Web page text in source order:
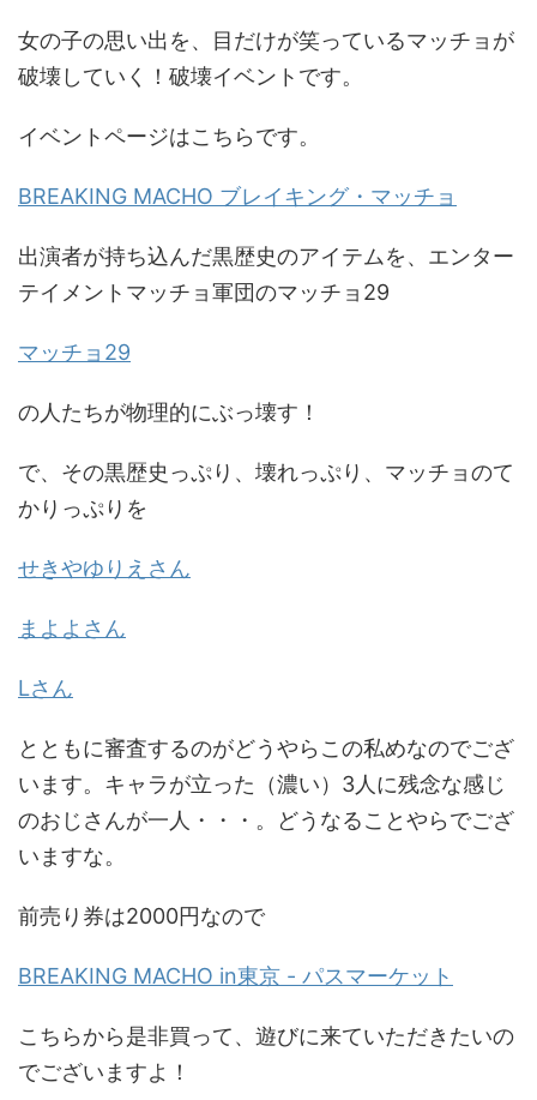
女の子の思い出を、目だけが笑っているマッチョが
破壊していく！破壊イベントです。
イベントページはこちらです。
BREAKING MACHO ブレイキング・マッチョ
出演者が持ち込んだ黒歴史のアイテムを、エンター
テイメントマッチョ軍団のマッチョ29
マッチョ29
の人たちが物理的にぶっ壊す！
で、その黒歴史っぷり、壊れっぷり、マッチョのて
かりっぷりを
せきやゆりえさん
まよよさん
Lさん
とともに審査するのがどうやらこの私めなのでござ
います。キャラが立った（濃い）3人に残念な感じ
のおじさんが一人・・・。どうなることやらでござ
いますな。
前売り券は2000円なので
BREAKING MACHO in東京 - パスマーケット
こちらから是非買って、遊びに来ていただきたいの
でございますよ！